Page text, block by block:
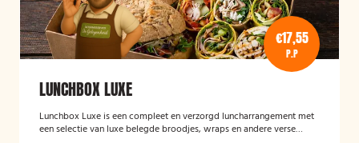
€17,55
P.P
LUNCHBOX LUXE
Lunchbox Luxe is een compleet en verzorgd luncharrangement met
een selectie van luxe belegde broodjes, wraps en andere verse